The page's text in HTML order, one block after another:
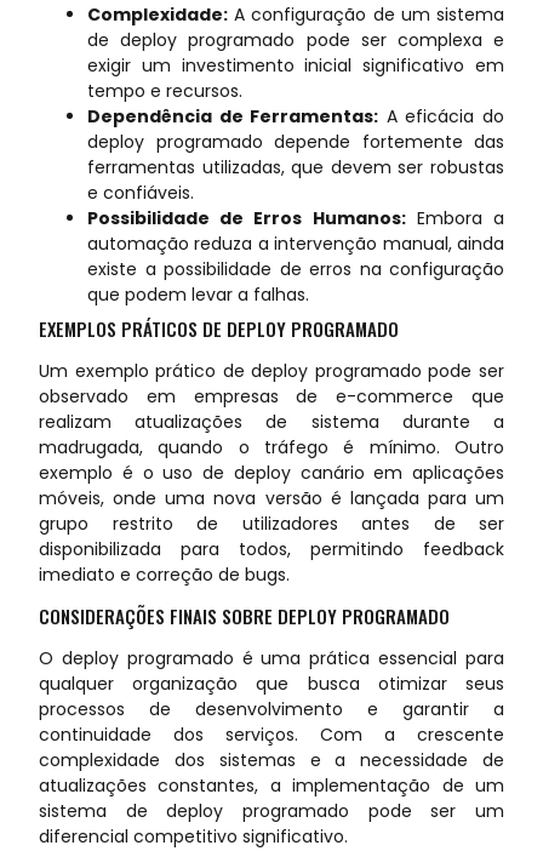
Complexidade: A configuração de um sistema
de deploy programado pode ser complexa e
exigir um investimento inicial significativo em
tempo e recursos.
Dependência de Ferramentas: A eficácia do
deploy programado depende fortemente das
ferramentas utilizadas, que devem ser robustas
e confiáveis.
Possibilidade de Erros Humanos:Embora a
automação reduza a intervenção manual, ainda
existe a possibilidade de erros na configuração
que podem levar a falhas.
EXEMPLOS PRÁTICOS DE DEPLOY PROGRAMADO
Um exemplo prático de deploy programado pode ser
observado em empresas de e-commerce que
realizam atualizações de sistema durante a
madrugada, quando o tráfego é mínimo. Outro
exemplo é o uso de deploy canário em aplicações
móveis, onde uma nova versão é lançada para um
grupo restrito de utilizadores antes de ser
disponibilizada para todos, permitindo feedback
imediato e correção de bugs.
CONSIDERAÇÕES FINAIS SOBRE DEPLOY PROGRAMADO
O deploy programado é uma prática essencial para
qualquer organização que busca otimizar seus
processos de desenvolvimento e garantir a
continuidade dos serviços. Com a crescente
complexidade dos sistemas e a necessidade de
atualizações constantes, a implementação de um
sistema de deploy programado pode ser um
diferencial competitivo significativo.